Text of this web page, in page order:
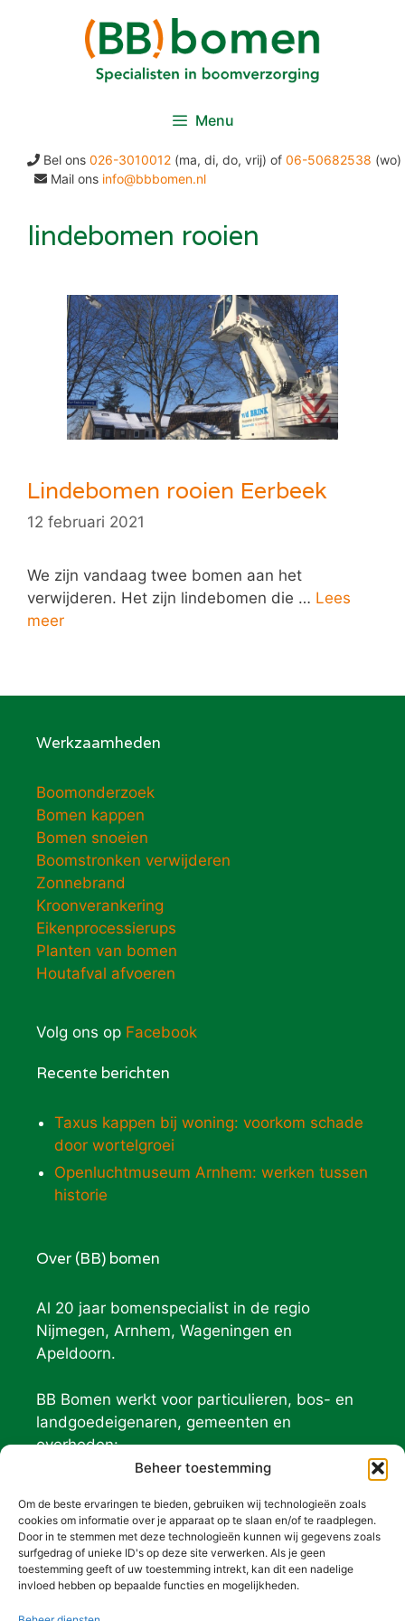
Beheer toestemming
Om de beste ervaringen te bieden, gebruiken wij technologieën zoals
cookies om informatie over je apparaat op te slaan en/of te raadplegen.
Door in te stemmen met deze technologieën kunnen wij gegevens zoals
surfgedrag of unieke ID's op deze site verwerken. Als je geen
toestemming geeft of uw toestemming intrekt, kan dit een nadelige
invloed hebben op bepaalde functies en mogelijkheden.
Menu
Bel ons 026-3010012 (ma, di, do, vrij) of 06-50682538 (wo)
Mail ons info@bbbomen.nl
lindebomen rooien
Lindebomen rooien Eerbeek
12 februari 2021
We zijn vandaag twee bomen aan het
verwijderen. Het zijn lindebomen die … Lees
meer
Werkzaamheden
Boomonderzoek
Bomen kappen
Bomen snoeien
Boomstronken verwijderen
Zonnebrand
Kroonverankering
Eikenprocessierups
Planten van bomen
Houtafval afvoeren
Volg ons op Facebook
Recente berichten
Taxus kappen bij woning: voorkom schade
door wortelgroei
Openluchtmuseum Arnhem: werken tussen
historie
Over (BB) bomen
Al 20 jaar bomenspecialist in de regio
Nijmegen, Arnhem, Wageningen en
Apeldoorn.
BB Bomen werkt voor particulieren, bos- en
landgoedeigenaren, gemeenten en
overheden:
Geldersch Landschap
De Hoge Veluwe
Contact (BB) bomen